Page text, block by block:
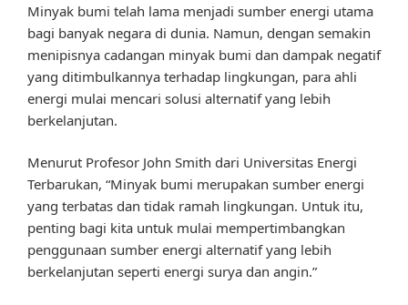
Minyak bumi telah lama menjadi sumber energi utama
bagi banyak negara di dunia. Namun, dengan semakin
menipisnya cadangan minyak bumi dan dampak negatif
yang ditimbulkannya terhadap lingkungan, para ahli
energi mulai mencari solusi alternatif yang lebih
berkelanjutan.
Menurut Profesor John Smith dari Universitas Energi
Terbarukan, “Minyak bumi merupakan sumber energi
yang terbatas dan tidak ramah lingkungan. Untuk itu,
penting bagi kita untuk mulai mempertimbangkan
penggunaan sumber energi alternatif yang lebih
berkelanjutan seperti energi surya dan angin.”